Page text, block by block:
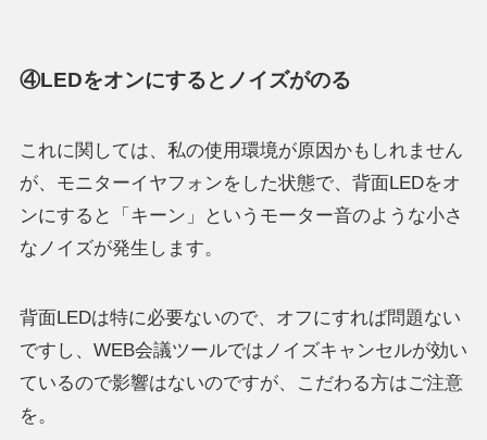
④LEDをオンにするとノイズがのる
これに関しては、私の使用環境が原因かもしれません
が、モニターイヤフォンをした状態で、背面LEDをオ
ンにすると「キーン」というモーター音のような小さ
なノイズが発生します。
背面LEDは特に必要ないので、オフにすれば問題ない
ですし、WEB会議ツールではノイズキャンセルが効い
ているので影響はないのですが、こだわる方はご注意
を。